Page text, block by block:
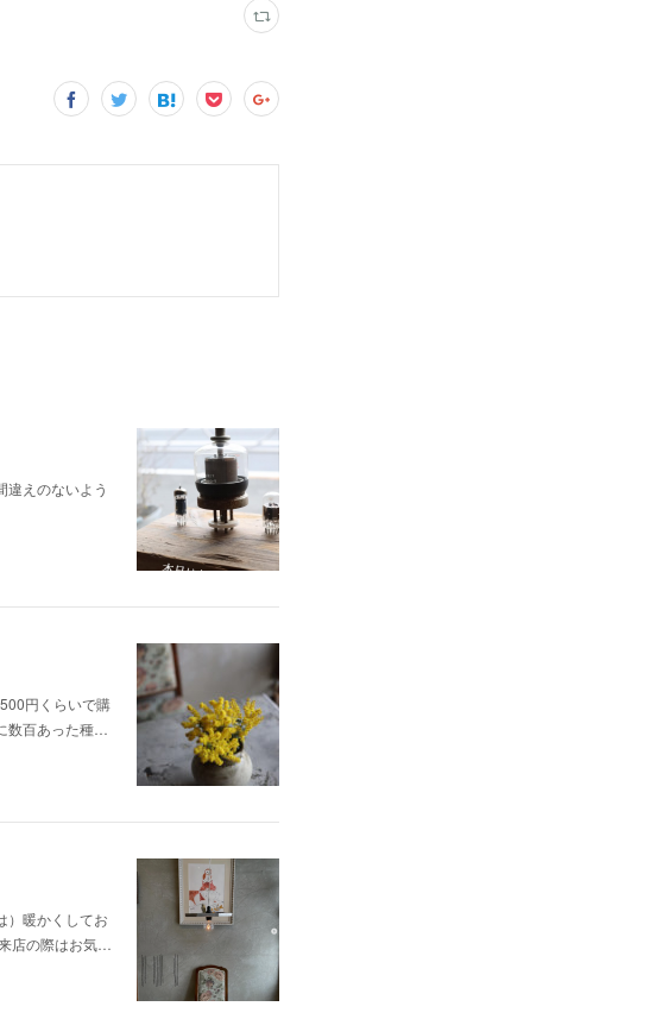
えのないよう
円くらいで購
数百あった種…
）暖かくしてお
店の際はお気…